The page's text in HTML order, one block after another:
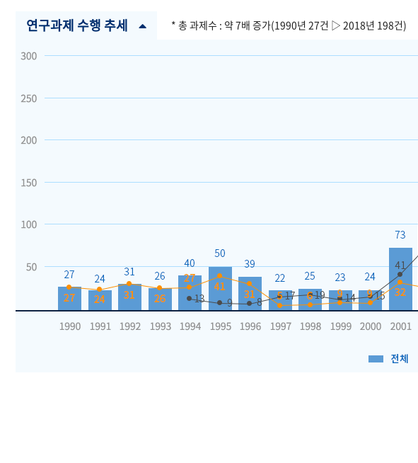
연구과제 수행 추세 * 총 과제수 : 약 7배 증가(1990년 27건 ▷ 2018년 198건)